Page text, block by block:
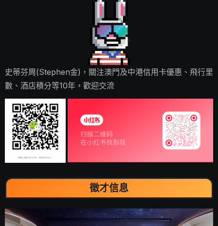
史蒂芬周(Stephen金)，關注澳門及中港信用卡優惠、飛行里
數、酒店積分等10年，歡迎交流
徵才信息